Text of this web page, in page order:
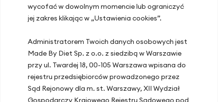
wycofać w dowolnym momencie lub ograniczyć
jej zakres klikając w „Ustawienia cookies”.
Administratorem Twoich danych osobowych jest
Made By Diet Sp. z o.o. z siedzibą w Warszawie
przy ul. Twardej 18, 00-105 Warszawa wpisana do
rejestru przedsiębiorców prowadzonego przez
Sąd Rejonowy dla m. st. Warszawy, XII Wydział
Gospodarczy Krajowego Rejestru Sądowego pod
Ostatnie artykuły
Hipoglikemia reaktywna – przyczyny,
objawy, dieta i leczenie
Spadek energii po lunchu? Jak dieta w
pracy poprawia koncentrację i
produktywność